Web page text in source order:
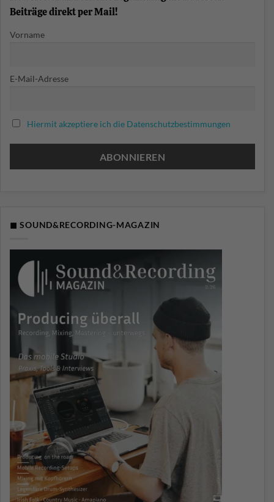
Beiträge direkt per Mail!
Vorname
E-Mail-Adresse
Hiermit akzeptiere ich die Datenschutzbestimmungen
◼ SOUND&RECORDING-MAGAZIN